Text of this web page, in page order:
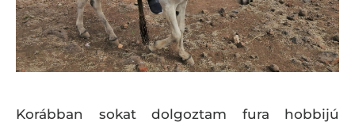
Korábban sokat dolgoztam fura hobbijú